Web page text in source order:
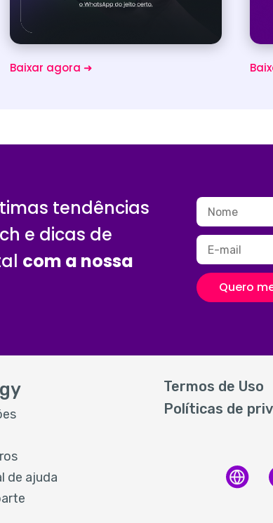
Baixar agora ➜
tendências
e dicas de
com a nossa
Quero
de ajuda
Termos de Uso
Políticas de